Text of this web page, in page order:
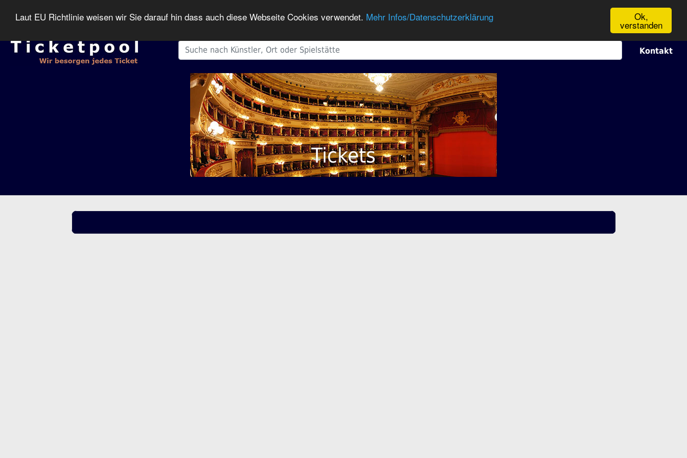
Ok,
verstanden
Laut EU Richtlinie weisen wir Sie darauf hin dass auch diese Webseite Cookies verwendet. Mehr Infos/Datenschutzerklärung
Kontakt
Tickets